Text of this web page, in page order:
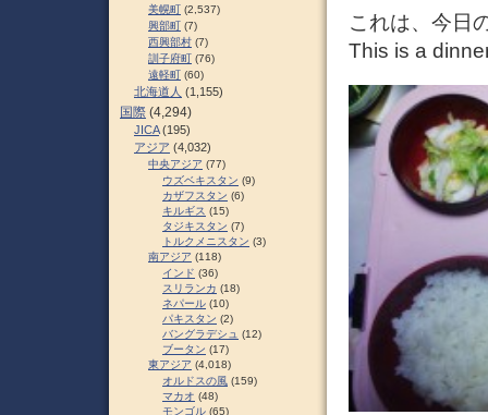
これは、今日
This is a
美幌町 (2,537)
興部町 (7)
西興部村 (7)
訓子府町 (76)
遠軽町 (60)
北海道人 (1,155)
国際 (4,294)
JICA(195)
アジア (4,032)
中央アジア (77)
ウズベキスタン (9)
カザフスタン (6)
キルギス (15)
タジキスタン (7)
トルクメニスタン (3)
南アジア (118)
インド (36)
スリランカ (18)
ネパール (10)
パキスタン (2)
バングラデシュ (12)
ブータン (17)
東アジア (4,018)
オルドスの風 (159)
マカオ (48)
モンゴル (65)